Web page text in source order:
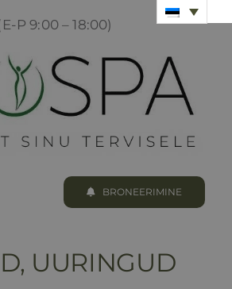
P 9:00 – 18:00)
BRONEERIMINE
UURINGUD